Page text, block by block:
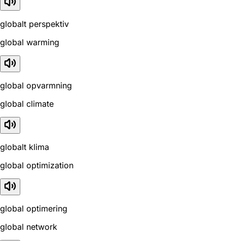
globalt perspektiv
global warming
global opvarmning
global climate
globalt klima
global optimization
global optimering
global network